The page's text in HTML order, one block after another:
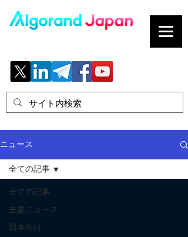
ニュース
全ての記事
主要ニュース
日本向け
全ての記事